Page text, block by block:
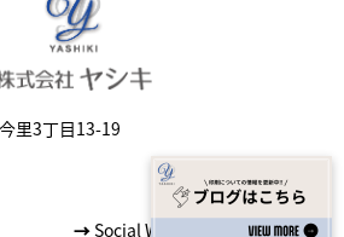
里3丁目13-19
→Social Well-being